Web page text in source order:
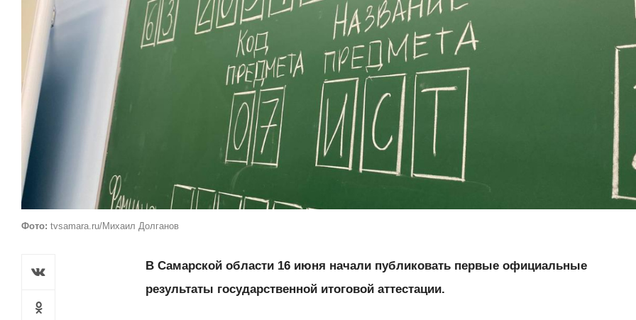
Фото: tvsamara.ru/Михаил Долганов
В Самарской области 16 июня начали публиковать первые официальные
результаты государственной итоговой аттестации.